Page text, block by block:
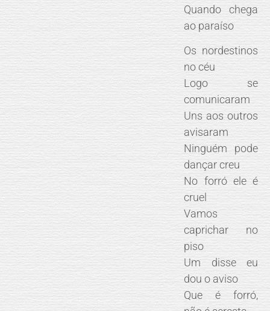
Quando chega
ao paraíso
Os nordestinos
no céu
Logo se
comunicaram
Uns aos outros
avisaram
Ninguém pode
dançar creu
No forró ele é
cruel
Vamos
caprichar no
piso
Um disse eu
dou o aviso
Que é forró,